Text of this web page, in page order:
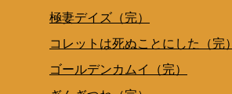
極妻デイズ（完）
コレットは死ぬことにした（完）
ゴールデンカムイ（完）